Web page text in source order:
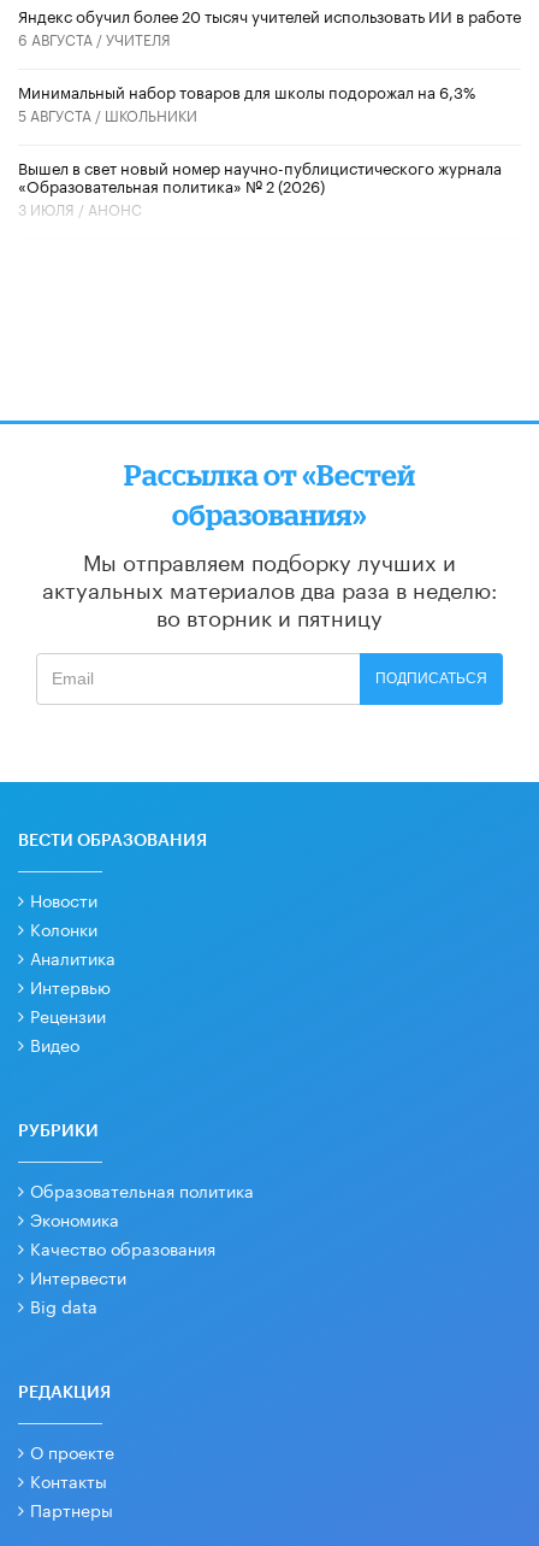
​Яндекс обучил более 20 тысяч учителей использовать ИИ в работе
6 АВГУСТА /УЧИТЕЛЯ
Минимальный набор товаров для школы подорожал на 6,3%
5 АВГУСТА / ШКОЛЬНИКИ
Вышел в свет новый номер научно-публицистического журнала
«Образовательная политика» № 2 (2026)
3 ИЮЛЯ / АНОНС
Рассылка от «Вестей
образования»
Мы отправляем подборку лучших и
актуальных материалов два раза в неделю:
во вторник и пятницу
ПОДПИСАТЬСЯ
ВЕСТИ ОБРАЗОВАНИЯ
Новости
Колонки
Аналитика
Интервью
Рецензии
Видео
РУБРИКИ
Образовательная политика
Экономика
Качество образования
Интервести
Big data
РЕДАКЦИЯ
О проекте
Контакты
Партнеры